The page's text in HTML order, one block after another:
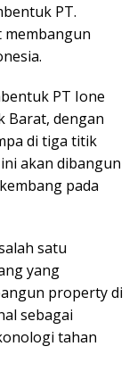
PT.
membangun
PT Ione
Barat, dengan
di tiga titik
akan dibangun
pada
satu
yang
property di
sebagai
tahan